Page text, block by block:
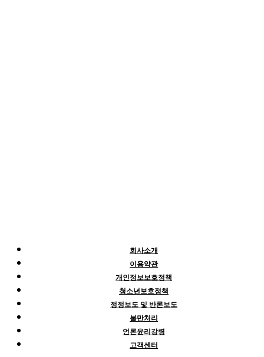
회사소개
이용약관
개인정보보호정책
청소년보호정책
정정보도 및 반론보도
불만처리
언론윤리강령
고객센터